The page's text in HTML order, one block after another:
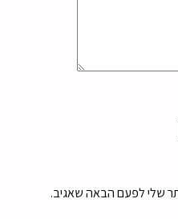
שלי לפעם הבאה שאגיב.